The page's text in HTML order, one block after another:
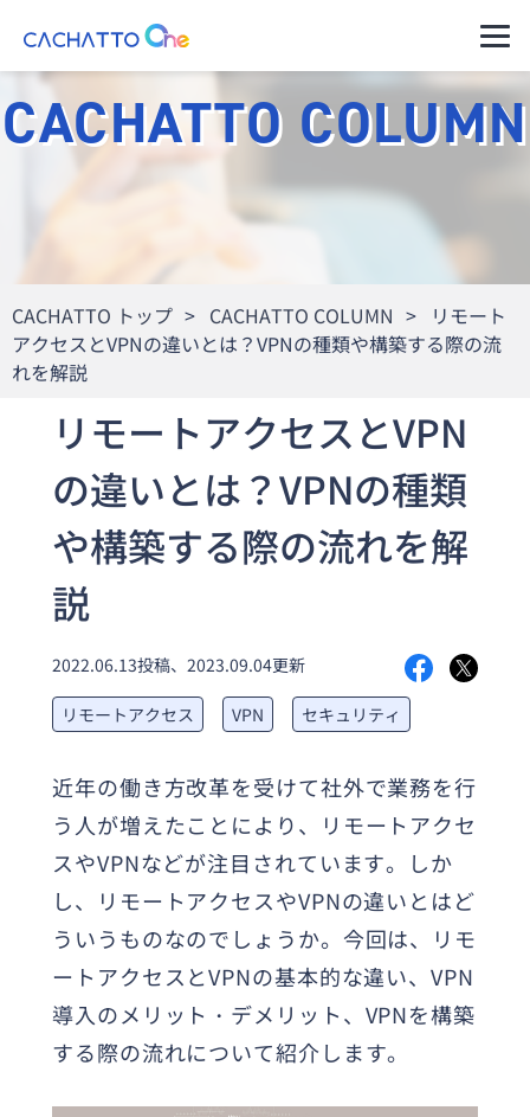
ップ
高水準のセキ
ュリティ
自治体のご担
当者様へ
金融・保険業
様へ
セキュアなVPNで社内にアク
分離環境へのアクセスを端末
アント
VPN機器をインターネットに
公開しないセキュアなVPN
リモートデス
クトップ
お得な料金体系でシンプル機
Splashtop for
ウザ
セキュアブラウザ
サポート・管
クライアント
動作環境
様
※これまでの
CACHATTO
パートナー一覧
運用ご担当者様（管理者様）
ご利用者様（アプリのユーザー様）
CACHATTO COLUMN
CACHATTO トップ > CACHATTO COLUMN >
リモート
アクセスとVPNの違いとは？VPNの種類や構築する際の流
れを解説
リモートアクセスとVPN
の違いとは？VPNの種類
や構築する際の流れを解
説
2022.06.13投稿、2023.09.04更新
リモートアクセス VPN セキュリティ
近年の働き方改革を受けて社外で業務を行
う人が増えたことにより、リモートアクセ
スやVPNなどが注目されています。しか
し、リモートアクセスやVPNの違いとはど
ういうものなのでしょうか。今回は、リモ
ートアクセスとVPNの基本的な違い、VPN
導入のメリット・デメリット、VPNを構築
する際の流れについて紹介します。